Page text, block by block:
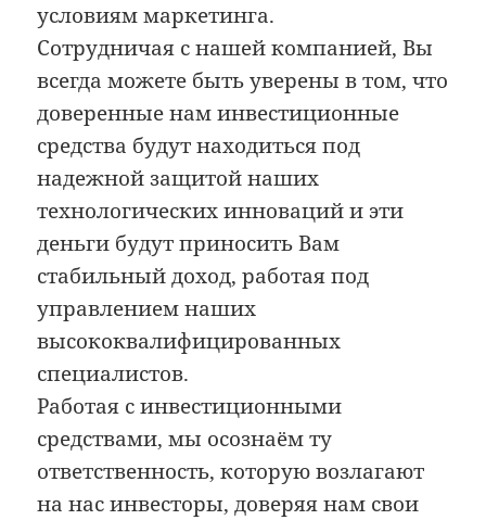
условиям маркетинга.
Сотрудничая с нашей компанией, Вы
всегда можете быть уверены в том, что
доверенные нам инвестиционные
средства будут находиться под
надежной защитой наших
технологических инноваций и эти
деньги будут приносить Вам
стабильный доход, работая под
управлением наших
высококвалифицированных
специалистов.
Работая с инвестиционными
средствами, мы осознаём ту
ответственность, которую возлагают
на нас инвесторы, доверяя нам свои